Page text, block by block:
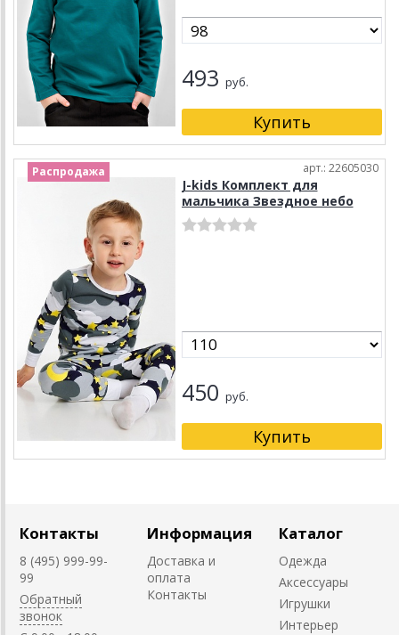
493 руб.
Распродажа арт.: 22605030
J-kids Комплект для
мальчика Звездное небо
450 руб.
Контакты
8 (495) 999-99-
99
Обратный
звонок
Информация
Доставка и
оплата
Контакты
Каталог
Одежда
Аксессуары
Игрушки
Интерьер